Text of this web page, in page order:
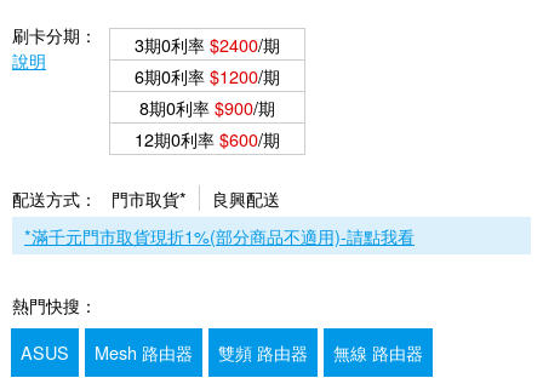
刷卡分期：
說明
3期0利率$2400/期
6期0利率$1200/期
8期0利率$900/期
12期0利率$600/期
配送方式： 門市取貨*
良興配送
*滿千元門市取貨現折1%(部分商品不適用)-請點我看
熱門快搜：
ASUS
Mesh 路由器 雙頻 路由器 無線 路由器